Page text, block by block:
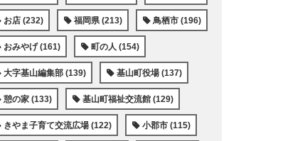
お店 (232) 福岡県 (213) 鳥栖市 (196)
おみやげ (161) 町の人 (154)
大字基山編集部 (139) 基山町役場 (137)
憩の家 (133) 基山町福祉交流館 (129)
きやま子育て交流広場 (122) 小郡市 (115)